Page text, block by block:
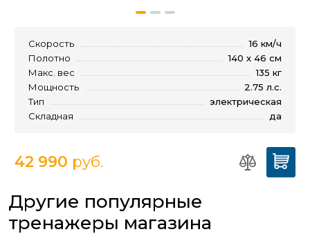
Скорость
16 км/ч
Полотно
140 x 46 см
Макс. вес
135 кг
Мощность
2.75 л.с.
Тип
электрическая
Складная
да
42 990 руб.
Другие популярные
тренажеры магазина